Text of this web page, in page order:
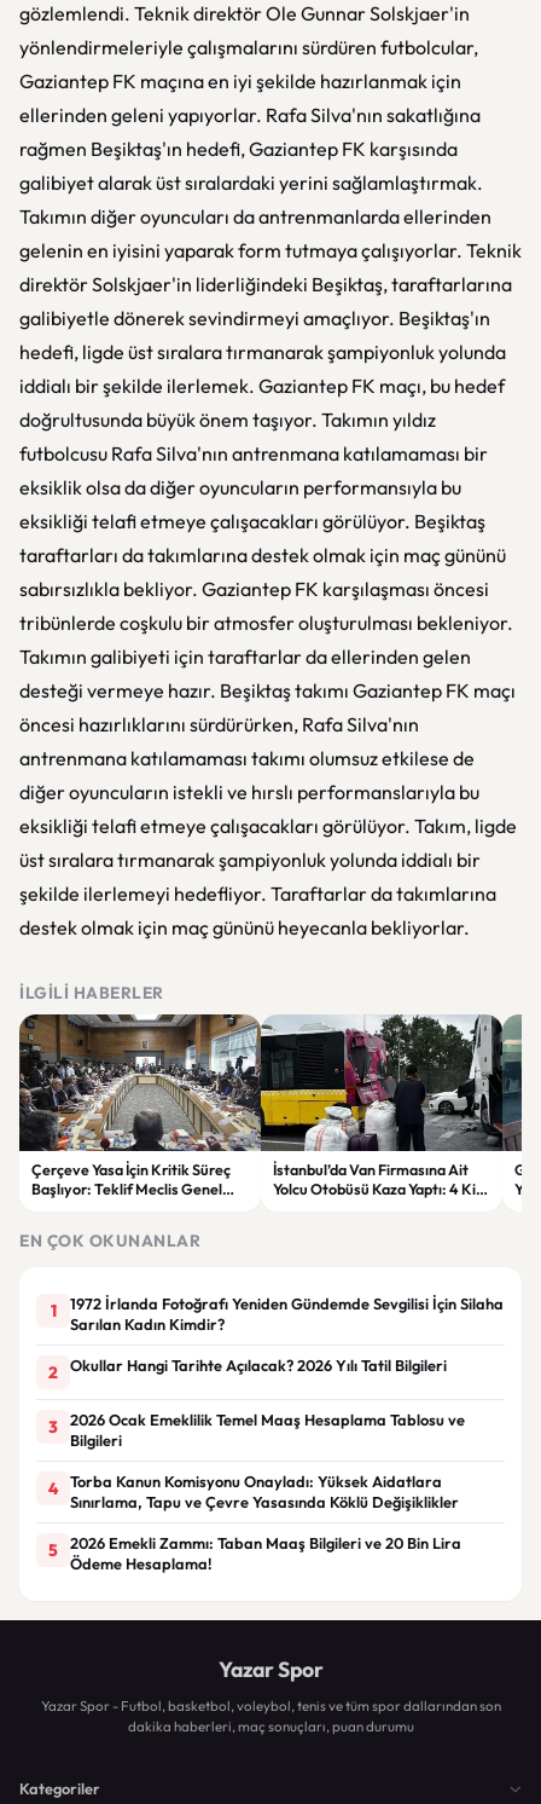
gözlemlendi. Teknik direktör Ole Gunnar Solskjaer'in
yönlendirmeleriyle çalışmalarını sürdüren futbolcular,
Gaziantep FK maçına en iyi şekilde hazırlanmak için
ellerinden geleni yapıyorlar. Rafa Silva'nın sakatlığına
rağmen Beşiktaş'ın hedefi, Gaziantep FK karşısında
galibiyet alarak üst sıralardaki yerini sağlamlaştırmak.
Takımın diğer oyuncuları da antrenmanlarda ellerinden
gelenin en iyisini yaparak form tutmaya çalışıyorlar. Teknik
direktör Solskjaer'in liderliğindeki Beşiktaş, taraftarlarına
galibiyetle dönerek sevindirmeyi amaçlıyor. Beşiktaş'ın
hedefi, ligde üst sıralara tırmanarak şampiyonluk yolunda
iddialı bir şekilde ilerlemek. Gaziantep FK maçı, bu hedef
doğrultusunda büyük önem taşıyor. Takımın yıldız
futbolcusu Rafa Silva'nın antrenmana katılamaması bir
eksiklik olsa da diğer oyuncuların performansıyla bu
eksikliği telafi etmeye çalışacakları görülüyor. Beşiktaş
taraftarları da takımlarına destek olmak için maç gününü
sabırsızlıkla bekliyor. Gaziantep FK karşılaşması öncesi
tribünlerde coşkulu bir atmosfer oluşturulması bekleniyor.
Takımın galibiyeti için taraftarlar da ellerinden gelen
desteği vermeye hazır. Beşiktaş takımı Gaziantep FK maçı
öncesi hazırlıklarını sürdürürken, Rafa Silva'nın
antrenmana katılamaması takımı olumsuz etkilese de
diğer oyuncuların istekli ve hırslı performanslarıyla bu
eksikliği telafi etmeye çalışacakları görülüyor. Takım, ligde
üst sıralara tırmanarak şampiyonluk yolunda iddialı bir
şekilde ilerlemeyi hedefliyor. Taraftarlar da takımlarına
destek olmak için maç gününü heyecanla bekliyorlar.
İLGILI HABERLER
Çerçeve Yasa İçin Kritik Süreç
Başlıyor: Teklif Meclis Genel
İstanbul’da Van Firmasına Ait
Yolcu Otobüsü Kaza Yaptı: 4 Kişi
EN ÇOK OKUNANLAR
1
1972 İrlanda Fotoğrafı Yeniden Gündemde Sevgilisi İçin Silaha
Sarılan Kadın Kimdir?
2 Okullar Hangi Tarihte Açılacak? 2026 Yılı Tatil Bilgileri
3
2026 Ocak Emeklilik Temel Maaş Hesaplama Tablosu ve
Bilgileri
4
Torba Kanun Komisyonu Onayladı: Yüksek Aidatlara
Sınırlama, Tapu ve Çevre Yasasında Köklü Değişiklikler
5
2026 Emekli Zammı: Taban Maaş Bilgileri ve 20 Bin Lira
Ödeme Hesaplama!
Yazar Spor
Yazar Spor - Futbol, basketbol, voleybol, tenis ve tüm spor dallarından son
dakika haberleri, maç sonuçları, puan durumu
Kategoriler